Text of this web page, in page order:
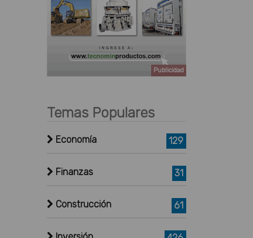
Publicidad
Temas Populares
Economía 129
Finanzas 31
Construcción 61